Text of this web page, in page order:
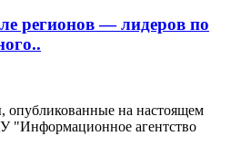
регионов — лидеров по
опубликованные на настоящем
"Информационное агентство